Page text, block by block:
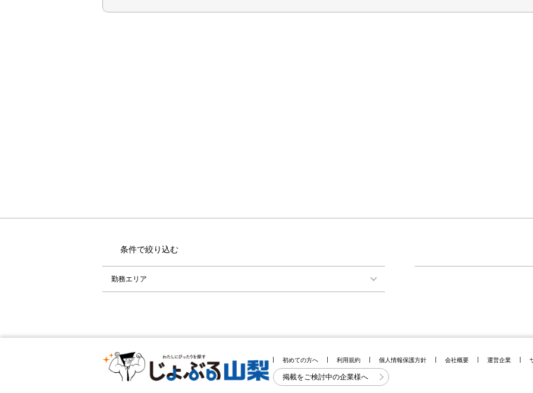
条件で絞り込む
勤務エリア
初めての方へ 利用規約 個人情報保護方針 会社概要 運営企業
掲載をご検討中の企業様へ